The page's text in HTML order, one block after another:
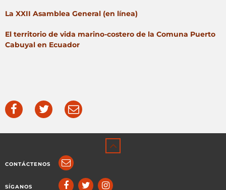
La XXII Asamblea General (en línea)
El territorio de vida marino-costero de la Comuna Puerto
Cabuyal en Ecuador
CONTÁCTENOS
SÍGANOS